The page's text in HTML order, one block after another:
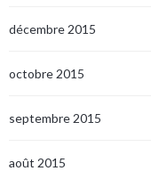
décembre 2015
octobre 2015
septembre 2015
août 2015